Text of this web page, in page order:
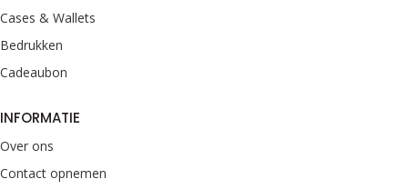
Cases & Wallets
Bedrukken
Cadeaubon
INFORMATIE
Over ons
Contact opnemen